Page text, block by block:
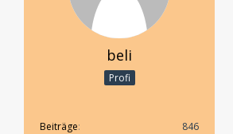
beli
Profi
Beiträge 846